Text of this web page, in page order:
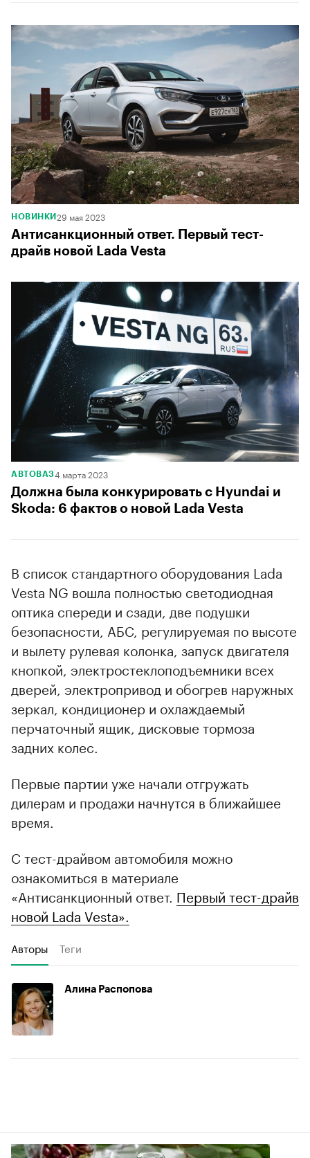
НОВИНКИ 29 мая 2023
Антисанкционный ответ. Первый тест-
драйв новой Lada Vestа
АВТОВАЗ4 марта 2023
Должна была конкурировать с Hyundai и
Skoda: 6 фактов о новой Lada Vestа
В список стандартного оборудования Lada
Vesta NG вошла полностью светодиодная
оптика спереди и сзади, две подушки
безопасности, АБС, регулируемая по высоте
и вылету рулевая колонка, запуск двигателя
кнопкой, электростеклоподъемники всех
дверей, электропривод и обогрев наружных
зеркал, кондиционер и охлаждаемый
перчаточный ящик, дисковые тормоза
задних колес.
Первые партии уже начали отгружать
дилерам и продажи начнутся в ближайшее
время.
С тест-драйвом автомобиля можно
ознакомиться в материале
«Антисанкционный ответ. Первый тест-драйв
новой Lada Vestа».
Авторы Теги
Алина Распопова